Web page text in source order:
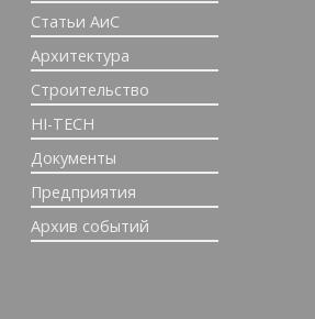
Статьи АиС
Архитектура
Строительство
HI-TECH
Документы
Предприятия
Архив событий